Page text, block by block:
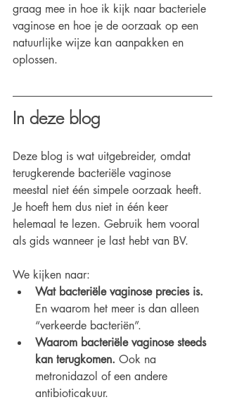
graag mee in hoe ik kijk naar bacteriele
vaginose en hoe je de oorzaak op een
natuurlijke wijze kan aanpakken en
oplossen.
In deze blog
Deze blog is wat uitgebreider, omdat
terugkerende bacteriële vaginose
meestal niet één simpele oorzaak heeft.
Je hoeft hem dus niet in één keer
helemaal te lezen. Gebruik hem vooral
als gids wanneer je last hebt van BV.
We kijken naar:
Wat bacteriële vaginose precies is.
En waarom het meer is dan alleen
“verkeerde bacteriën”.
Waarom bacteriële vaginose steeds
kan terugkomen. Ook na
metronidazol of een andere
antibioticakuur.